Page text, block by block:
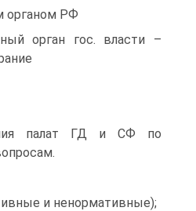
органом РФ
орган гос. власти –
палат ГД и СФ по
и ненормативные);